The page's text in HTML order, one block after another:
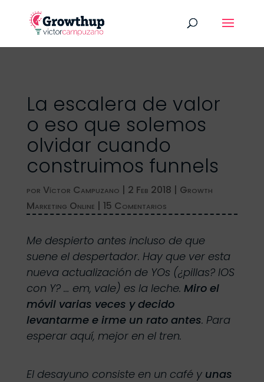
La escalera de valor
o eso que solemos
olvidar cuando
construimos funnels
por Víctor Campuzano | 2 Feb 2018 | Growth
Marketing Online | 15 Comentarios
Me despierto antes incluso de que
suene el despertador. Hay que ver esta
nueva actualización de YOs (¿pillas? IOS
con Y? … em, vale) es la leche. Miro el
móvil varias veces y decido
levantarme e irme un rato antes. Para
esperar aquí, mejor en el tren.
El desayuno consiste en un café y unas